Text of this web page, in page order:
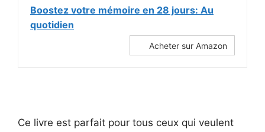
Boostez votre mémoire en 28 jours: Au
quotidien
Acheter sur Amazon
Ce livre est parfait pour tous ceux qui veulent